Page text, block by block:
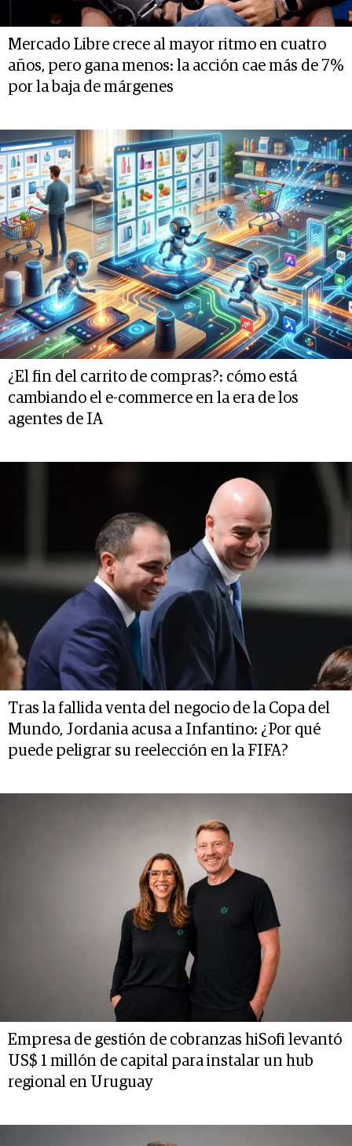
Mercado Libre crece al mayor ritmo en cuatro
años, pero gana menos: la acción cae más de 7%
por la baja de márgenes
¿El fin del carrito de compras?: cómo está
cambiando el e-commerce en la era de los
agentes de IA
Tras la fallida venta del negocio de la Copa del
Mundo, Jordania acusa a Infantino: ¿Por qué
puede peligrar su reelección en la FIFA?
Empresa de gestión de cobranzas hiSofi levantó
US$ 1 millón de capital para instalar un hub
regional en Uruguay